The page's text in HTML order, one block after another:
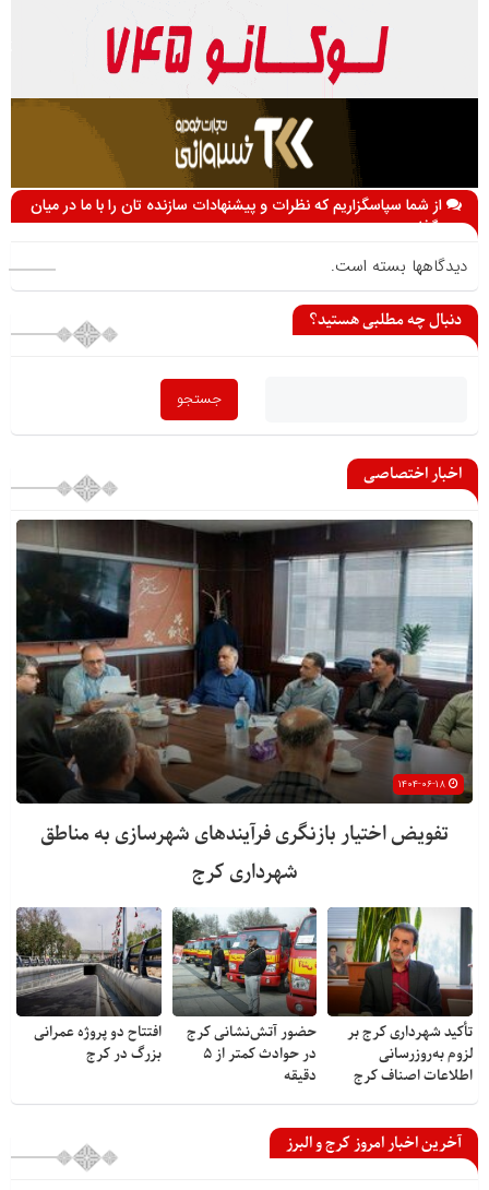
از شما سپاسگزاریم که نظرات و پیشنهادات سازنده تان را با ما در میان
می گذارید
دیدگاهها بسته است.
دنبال چه مطلبی هستید؟
اخبار اختصاصی
تفویض اختیار بازنگری فرآیندهای شهرسازی به مناطق
شهرداری کرج
تأکید شهرداری کرج بر
لزوم به‌روزرسانی
اطلاعات اصناف کرج
حضور آتش‌نشانی کرج
در حوادث کمتر از ۵
دقیقه
افتتاح دو پروژه عمرانی
بزرگ در کرج
آخرین اخبار امروز کرج و البرز